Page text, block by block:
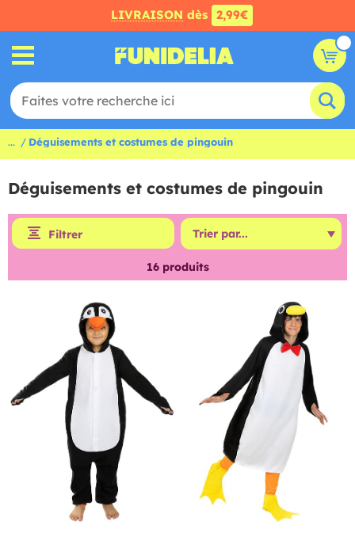
LIVRAISON dès 2,99€
... Déguisements et costumes de pingouin
Déguisements et costumes de pingouin
Filtrer
16produits